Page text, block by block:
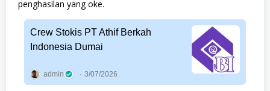
penghasilan yang oke.
Crew Stokis PT Athif Berkah
Indonesia Dumai
admin 3/07/2026